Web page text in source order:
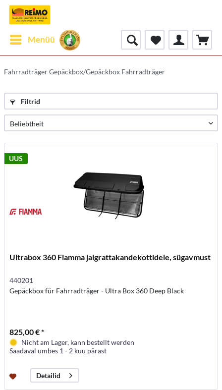
Menüü
Fahrradträger Gepäckbox/Gepäckbox Fahrradträger
Filtrid
UUS
Ultrabox 360 Fiamma jalgrattakandekottidele, sügavmust
440201
Gepäckbox für Fahrradträger - Ultra Box 360 Deep Black
825,00 € *
Nicht am Lager, kann bestellt werden
Saadaval umbes 1 - 2 kuu pärast
Detailid